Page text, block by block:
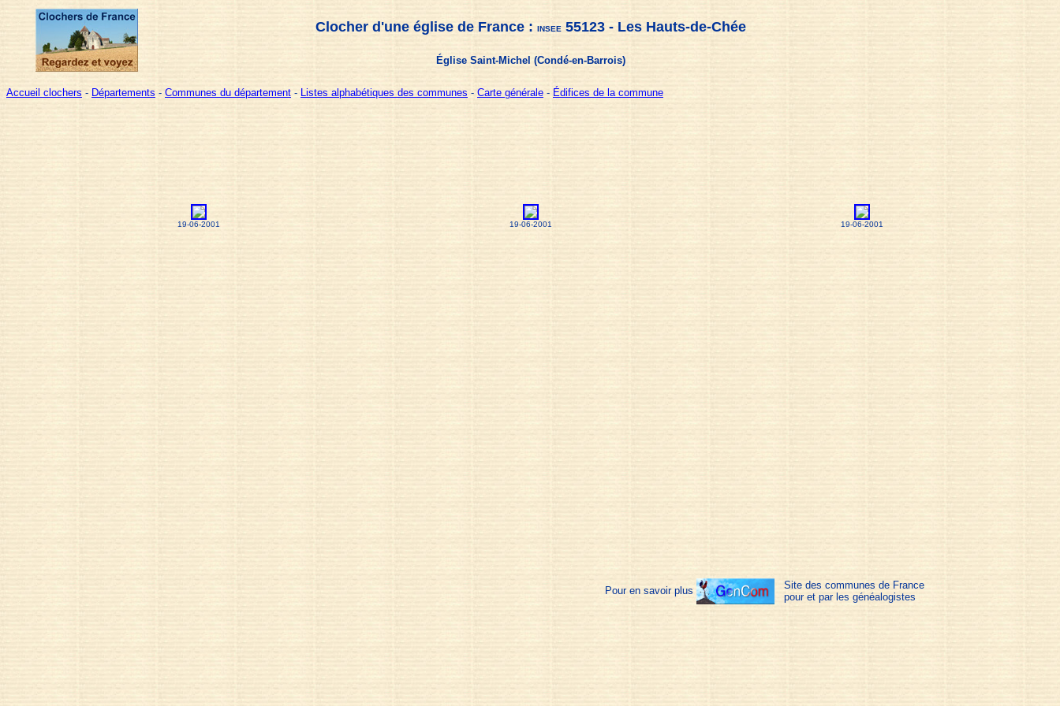
Clocher d'une église de France : INSEE55123 - Les Hauts-de-Chée
Église Saint-Michel (Condé-en-Barrois)
Accueil clochers - Départements - Communes du département - Listes alphabétiques des communes - Carte générale - Édifices de la commune
19-06-2001 19-06-2001 19-06-2001
Pour en savoir plus
Site des communes de France
pour et par les généalogistes